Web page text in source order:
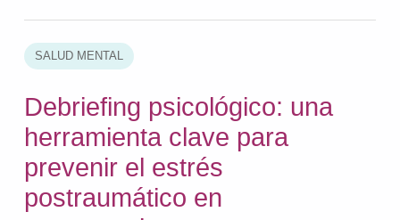
SALUD MENTAL
Debriefing psicológico: una
herramienta clave para
prevenir el estrés
postraumático en